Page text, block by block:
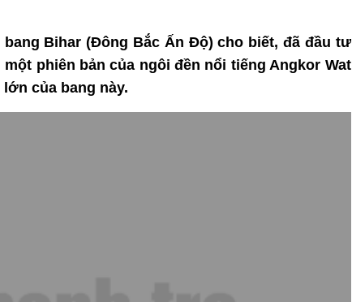
Bihar (Đông Bắc Ấn Độ) cho biết, đã đầu tư
phiên bản của ngôi đền nổi tiếng Angkor Wat
của bang này.